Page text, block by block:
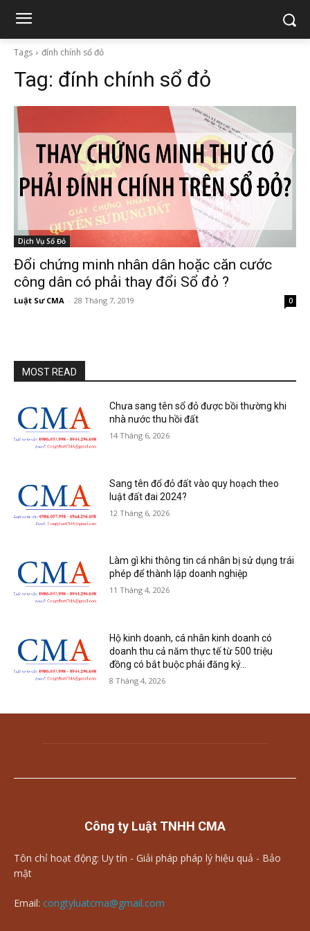
Tags đính chính sổ đỏ
Tag: đính chính sổ đỏ
Dịch Vụ Sổ Đỏ
Đổi chứng minh nhân dân hoặc căn cước
công dân có phải thay đổi Sổ đỏ ?
Luật Sư CMA - 28 Tháng 7, 2019 0
MOST READ
Chưa sang tên sổ đỏ được bồi thường khi
nhà nước thu hồi đất
14 Tháng 6, 2026
Sang tên đổ đỏ đất vào quy hoạch theo
luật đất đai 2024?
12 Tháng 6, 2026
Làm gì khi thông tin cá nhân bị sử dụng trái
phép để thành lập doanh nghiệp
11 Tháng 4, 2026
Hộ kinh doanh, cá nhân kinh doanh có
doanh thu cả năm thực tế từ 500 triệu
đồng có bắt buộc phải đăng ký...
8 Tháng 4, 2026
Công ty Luật TNHH CMA
Tôn chỉ hoạt động: Uy tín - Giải pháp pháp lý hiệu quả - Bảo
mật
Email: congtyluatcma@gmail.com